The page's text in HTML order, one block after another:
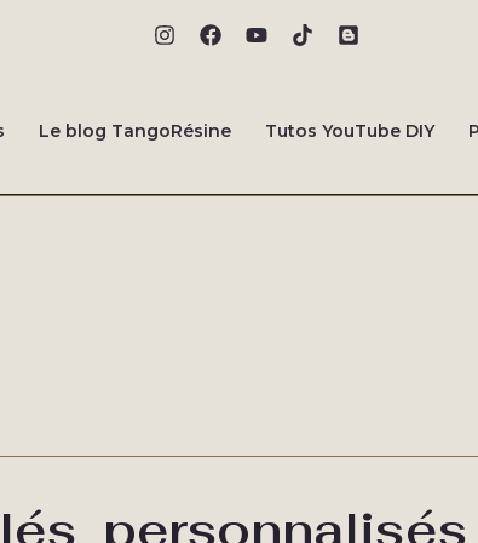
Le blog TangoRésine Tutos YouTube DIY